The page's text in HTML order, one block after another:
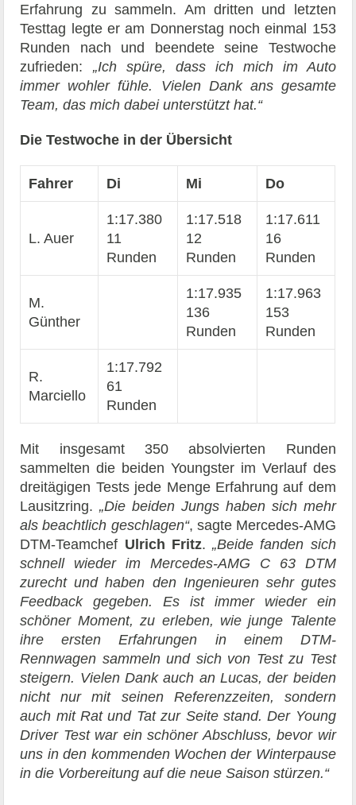
Erfahrung zu sammeln. Am dritten und letzten
Testtag legte er am Donnerstag noch einmal 153
Runden nach und beendete seine Testwoche
zufrieden: „Ich spüre, dass ich mich im Auto
immer wohler fühle. Vielen Dank ans gesamte
Team, das mich dabei unterstützt hat.“
Die Testwoche in der Übersicht
Fahrer Di Mi Do
L. Auer
1:17.380
11
Runden
1:17.518
12
Runden
1:17.611
16
Runden
M.
Günther
1:17.935
136
Runden
1:17.963
153
Runden
R.
Marciello
1:17.792
61
Runden
Mit insgesamt 350 absolvierten Runden
sammelten die beiden Youngster im Verlauf des
dreitägigen Tests jede Menge Erfahrung auf dem
Lausitzring.„Die beiden Jungs haben sich mehr
als beachtlich geschlagen“, sagte Mercedes-AMG
DTM-Teamchef Ulrich Fritz.„Beide fanden sich
schnell wieder im Mercedes-AMG C 63 DTM
zurecht und haben den Ingenieuren sehr gutes
Feedback gegeben. Es ist immer wieder ein
schöner Moment, zu erleben, wie junge Talente
ihre ersten Erfahrungen in einem DTM-
Rennwagen sammeln und sich von Test zu Test
steigern. Vielen Dank auch an Lucas, der beiden
nicht nur mit seinen Referenzzeiten, sondern
auch mit Rat und Tat zur Seite stand. Der Young
Driver Test war ein schöner Abschluss, bevor wir
uns in den kommenden Wochen der Winterpause
in die Vorbereitung auf die neue Saison stürzen.“